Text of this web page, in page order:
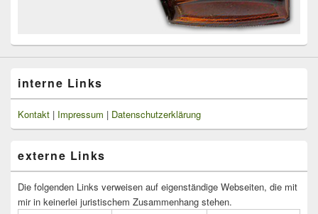
interne Links
Kontakt | Impressum | Datenschutzerklärung
externe Links
Die folgenden Links verweisen auf eigenständige Webseiten, die mit
mir in keinerlei juristischem Zusammenhang stehen.